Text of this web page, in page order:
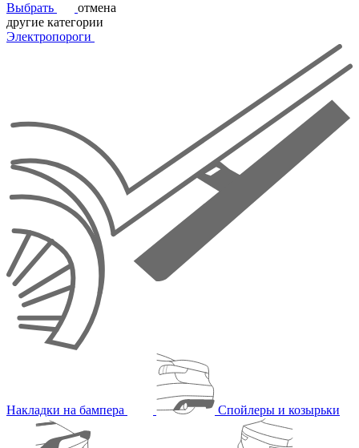
Выбрать
отмена
другие категории
Электропороги
Накладки на бампера Спойлеры и козырьки